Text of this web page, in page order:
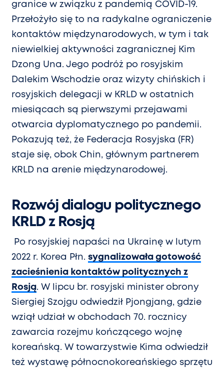
granice w związku z pandemią COVID-19.
Przełożyło się to na radykalne ograniczenie
kontaktów międzynarodowych, w tym i tak
niewielkiej aktywności zagranicznej Kim
Dzong Una. Jego podróż po rosyjskim
Dalekim Wschodzie oraz wizyty chińskich i
rosyjskich delegacji w KRLD w ostatnich
miesiącach są pierwszymi przejawami
otwarcia dyplomatycznego po pandemii.
Pokazują też, że Federacja Rosyjska (FR)
staje się, obok Chin, głównym partnerem
KRLD na arenie międzynarodowej.
Rozwój dialogu politycznego
KRLD z Rosją
Po rosyjskiej napaści na Ukrainę w lutym
2022 r. Korea Płn. sygnalizowała gotowość
zacieśnienia kontaktów politycznych z
Rosją. W lipcu br. rosyjski minister obrony
Siergiej Szojgu odwiedził Pjongjang, gdzie
wziął udział w obchodach 70. rocznicy
zawarcia rozejmu kończącego wojnę
koreańską. W towarzystwie Kima odwiedził
też wystawę północnokoreańskiego sprzętu